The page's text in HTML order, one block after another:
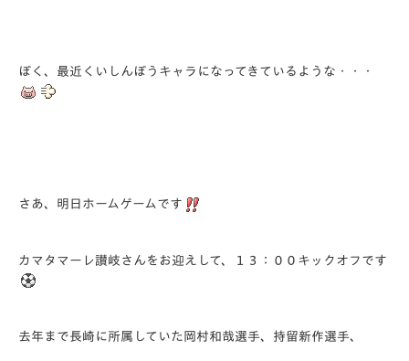
ぼく、最近くいしんぼうキャラになってきているような・・・
さあ、明日ホームゲームです
カマタマーレ讃岐さんをお迎えして、１３：００キックオフです
去年まで長崎に所属していた岡村和哉選手、持留新作選手、